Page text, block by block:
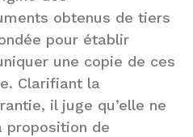
obtenus de tiers
pour établir
une copie de ces
Clarifiant la
il juge qu’elle ne
proposition de